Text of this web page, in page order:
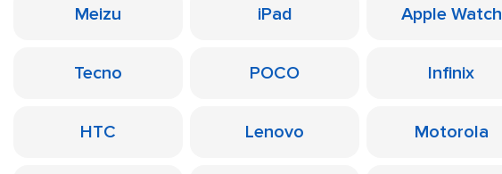
Meizu iPad Apple Watch
Tecno POCO Infinix
HTC Lenovo Motorola